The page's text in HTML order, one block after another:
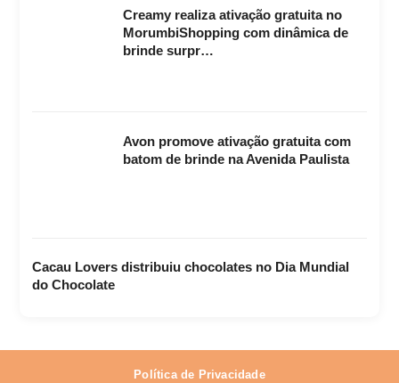
Creamy realiza ativação gratuita no
MorumbiShopping com dinâmica de
brinde surpr…
Avon promove ativação gratuita com
batom de brinde na Avenida Paulista
Cacau Lovers distribuiu chocolates no Dia Mundial
do Chocolate
Política de Privacidade